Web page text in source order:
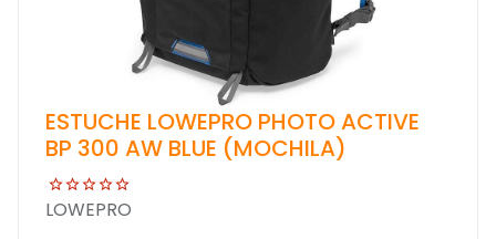
ESTUCHE LOWEPRO PHOTO ACTIVE
BP 300 AW BLUE (MOCHILA)
LOWEPRO